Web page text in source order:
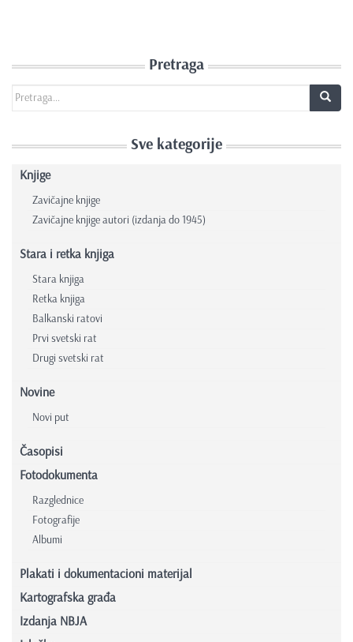
Pretraga
Search for:
Sve kategorije
Knjige
Zavičajne knjige
Zavičajne knjige autori (izdanja do 1945)
Stara i retka knjiga
Stara knjiga
Retka knjiga
Balkanski ratovi
Prvi svetski rat
Drugi svetski rat
Novine
Novi put
Časopisi
Fotodokumenta
Razglednice
Fotografije
Albumi
Plakati i dokumentacioni materijal
Kartografska građa
Izdanja NBJA